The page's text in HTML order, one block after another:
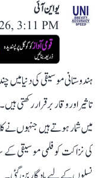
یو این آئی
3:11 PM
ہندوستانی موسیقی کی دنیا
تاثیر اور وقار برقرار رکھتی
میں شمار ہوتے ہیں جنہوں نے
کی نزاکت کو فلمی موسیقی